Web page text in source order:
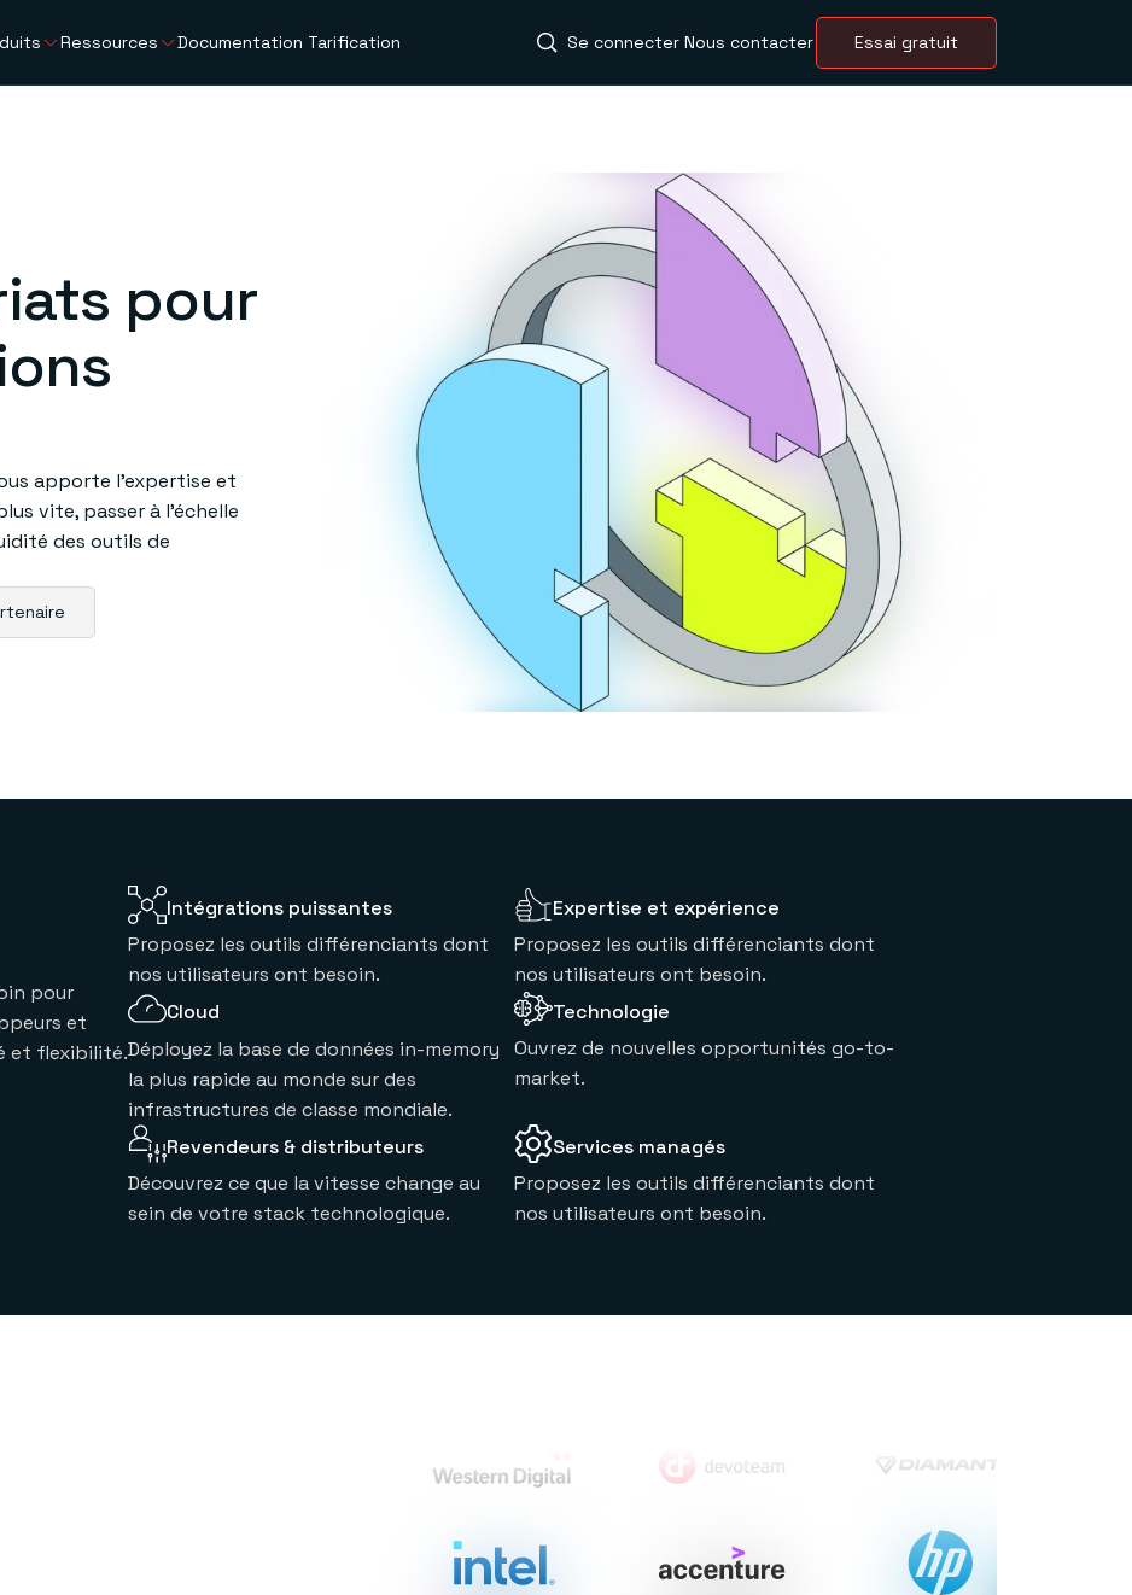
Ressources Documentation Tarification Se connecter Nous contacter Essai gratuit
pour
apporte l’expertise et
vite, passer à l’échelle
des outils de
pour
et
et flexibilité.
Intégrations puissantes
Proposez les outils différenciants dont
nos utilisateurs ont besoin.
Expertise et expérience
Proposez les outils différenciants dont
nos utilisateurs ont besoin.
Cloud
Déployez la base de données in-memory
la plus rapide au monde sur des
infrastructures de classe mondiale.
Technologie
Ouvrez de nouvelles opportunités go-to-
market.
Revendeurs & distributeurs
Découvrez ce que la vitesse change au
sein de votre stack technologique.
Services managés
Proposez les outils différenciants dont
nos utilisateurs ont besoin.